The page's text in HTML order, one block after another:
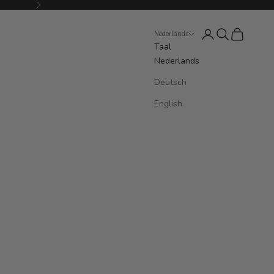
Volgende
Nederlands
Taal
Nederlands
Deutsch
English
Inloggen
Zoeken